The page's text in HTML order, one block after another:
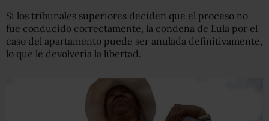
Si los tribunales superiores deciden que el proceso no
fue conducido correctamente, la condena de Lula por el
caso del apartamento puede ser anulada definitivamente,
lo que le devolvería la libertad.